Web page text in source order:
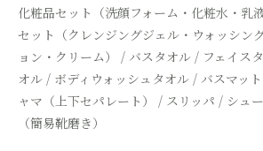
化粧品セット（洗顔フォーム・化粧水・乳
セット（クレンジングジェル・ウォッシン
ョン・クリーム） / バスタオル / フェイス
オル / ボディウォッシュタオル / バスマッ
ャマ（上下セパレート） / スリッパ / シュ
（簡易靴磨き）